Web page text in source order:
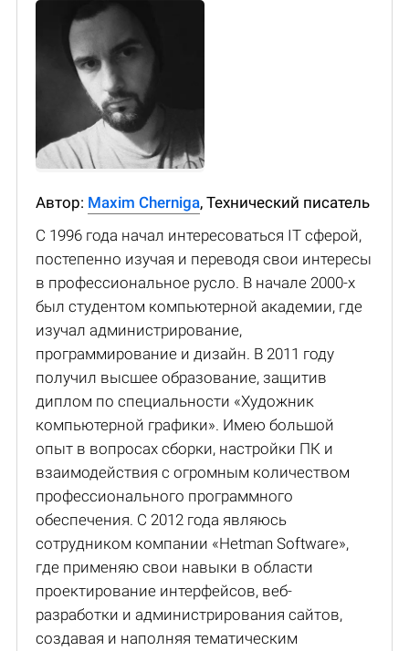
Автор: Maxim Cherniga, Технический писатель
С 1996 года начал интересоваться IT сферой,
постепенно изучая и переводя свои интересы
в профессиональное русло. В начале 2000-х
был студентом компьютерной академии, где
изучал администрирование,
программирование и дизайн. В 2011 году
получил высшее образование, защитив
диплом по специальности «Художник
компьютерной графики». Имею большой
опыт в вопросах сборки, настройки ПК и
взаимодействия с огромным количеством
профессионального программного
обеспечения. С 2012 года являюсь
сотрудником компании «Hetman Software»,
где применяю свои навыки в области
проектирование интерфейсов, веб-
разработки и администрирования сайтов,
создавая и наполняя тематическим